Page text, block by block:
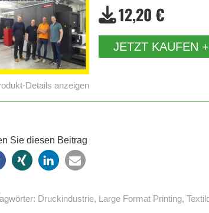
Details anzeigen
12,20 €
JETZT KAUFEN
Sie diesen Beitrag
Druckindustrie, Large Format Printing,